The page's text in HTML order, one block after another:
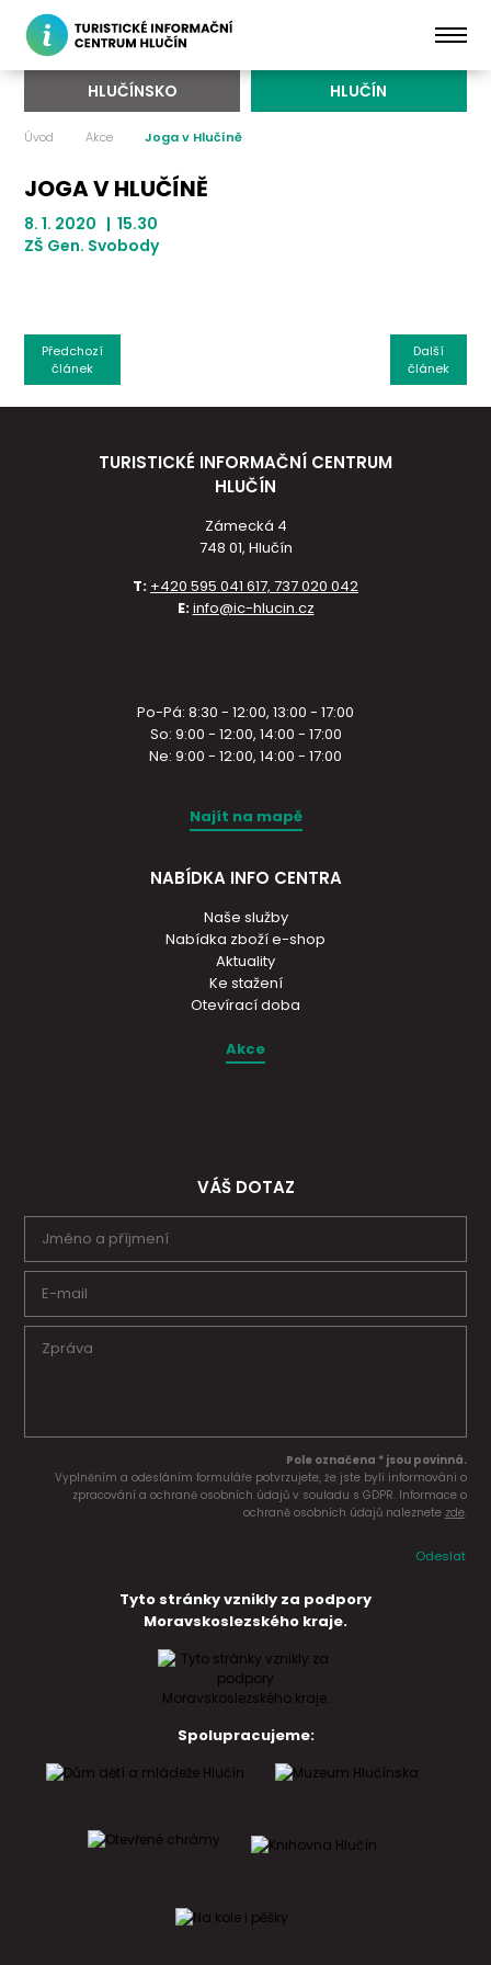
HLUČÍNSKO HLUČÍN
Úvod Akce Joga v Hlučíně
JOGA V HLUČÍNĚ
8. 1. 2020 | 15.30
ZŠ Gen. Svobody
Další
článek
Předchozí
článek
TURISTICKÉ INFORMAČNÍ CENTRUM
HLUČÍN
Zámecká 4
748 01, Hlučín
T: +420 595 041 617, 737 020 042
E:info@ic-hlucin.cz
Po-Pá: 8:30 - 12:00, 13:00 - 17:00
So: 9:00 - 12:00, 14:00 - 17:00
Ne: 9:00 - 12:00, 14:00 - 17:00
Najít na mapě
NABÍDKA INFO CENTRA
Naše služby
Nabídka zboží e-shop
Aktuality
Ke stažení
Otevírací doba
Akce
VÁŠ DOTAZ
Pole označena * jsou povinná.
Vyplněním a odesláním formuláře potvrzujete, že jste byli informováni o
zpracování a ochraně osobních údajů v souladu s GDPR. Informace o
ochraně osobních údajů naleznete zde.
Odeslat
Tyto stránky vznikly za podpory
Moravskoslezského kraje.
Spolupracujeme: